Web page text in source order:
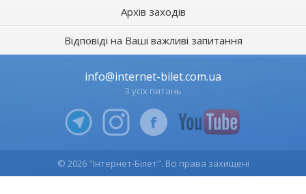
Архів заходів
Відповіді на Ваші важливі запитання
info@internet-bilet.com.ua
З усіх питань
© 2026 "Інтернет-Білет". Всі права захищені